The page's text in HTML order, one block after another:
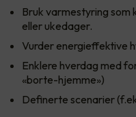
Bruk varmestyring
eller ukedager.
Vurder energieffektive
Enklere hverdag med
«borte-hjemme»)
Definerte scenarier